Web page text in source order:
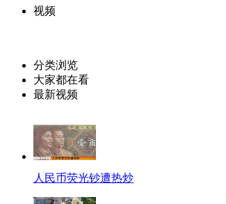
视频
分类浏览
大家都在看
最新视频
人民币荧光钞遭热炒